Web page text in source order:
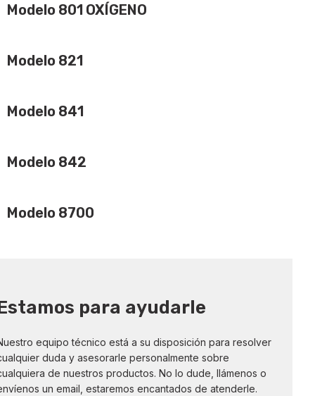
Modelo 801 OXÍGENO
Modelo 821
Modelo 841
Modelo 842
Modelo 8700
para ayudarle
equipo técnico está a su disposición para resolver
duda y asesorarle personalmente sobre
de nuestros productos. No lo dude, llámenos o
un email, estaremos encantados de atenderle.